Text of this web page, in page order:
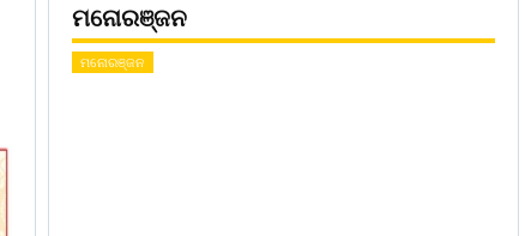
ମନୋରଞ୍ଜନ
ମନୋରଞ୍ଜନ